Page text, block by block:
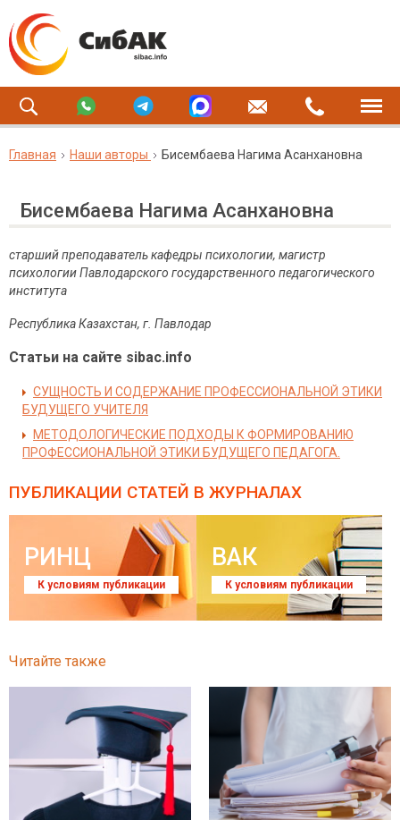
Главная Наши авторы Бисембаева Нагима Асанхановна
Бисембаева Нагима Асанхановна
старший преподаватель кафедры психологии, магистр
психологииПавлодарского государственного педагогического
института
Республика Казахстан, г. Павлодар
Статьи на сайте sibac.info
СУЩНОСТЬ И СОДЕРЖАНИЕ ПРОФЕССИОНАЛЬНОЙ ЭТИКИ
БУДУЩЕГО УЧИТЕЛЯ
МЕТОДОЛОГИЧЕСКИЕ ПОДХОДЫ К ФОРМИРОВАНИЮ
ПРОФЕССИОНАЛЬНОЙ ЭТИКИ БУДУЩЕГО ПЕДАГОГА.
ПУБЛИКАЦИИ СТАТЕЙ В ЖУРНАЛАХ
РИНЦ
К условиям публикации
ВАК
К условиям публикации
Читайте также